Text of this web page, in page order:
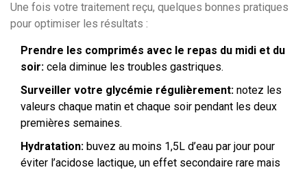
Une fois votre traitement reçu, quelques bonnes pratiques
pour optimiser les résultats :
Prendre les comprimés avec le repas du midi et du
soir: cela diminue les troubles gastriques.
Surveiller votre glycémie régulièrement: notez les
valeurs chaque matin et chaque soir pendant les deux
premières semaines.
Hydratation: buvez au moins 1,5L d’eau par jour pour
éviter l’acidose lactique, un effet secondaire rare mais